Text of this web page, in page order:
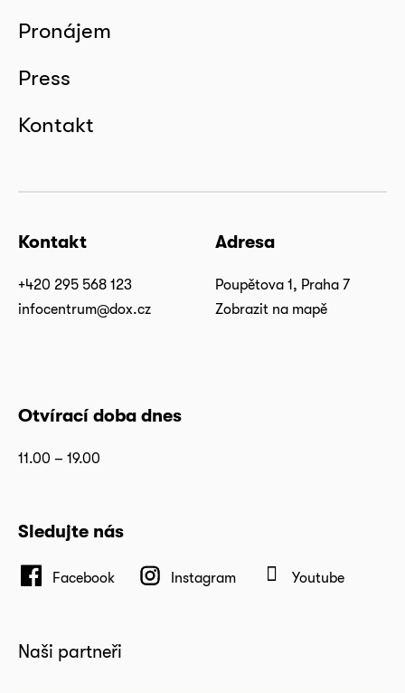
Pronájem
Press
Kontakt
Kontakt
+420 295 568 123
infocentrum@dox.cz
Adresa
Poupětova 1, Praha 7
Zobrazit na mapě
Otvírací doba dnes
11.00 – 19.00
Sledujte nás
Facebook Instagram Youtube
Naši partneři